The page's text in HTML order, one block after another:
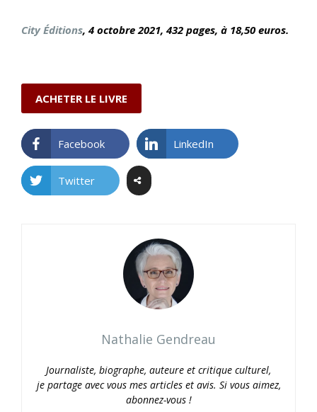
City Éditions, 4 octobre 2021, 432 pages, à 18,50 euros.
ACHETER LE LIVRE
Facebook LinkedIn
Twitter
Nathalie Gendreau
Journaliste, biographe, auteure et critique culturel,
je partage avec vous mes articles et avis. Si vous aimez,
abonnez-vous !